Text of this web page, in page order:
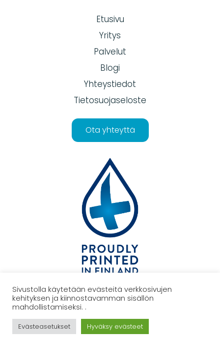
Etusivu
Yritys
Palvelut
Blogi
Yhteystiedot
Tietosuojaseloste
Ota yhteyttä
TAKAISIN YLÖS
Sivustolla käytetään evästeitä verkkosivujen
kehityksen ja kiinnostavamman sisällön
mahdollistamiseksi. .
Evästeasetukset Hyväksy evästeet